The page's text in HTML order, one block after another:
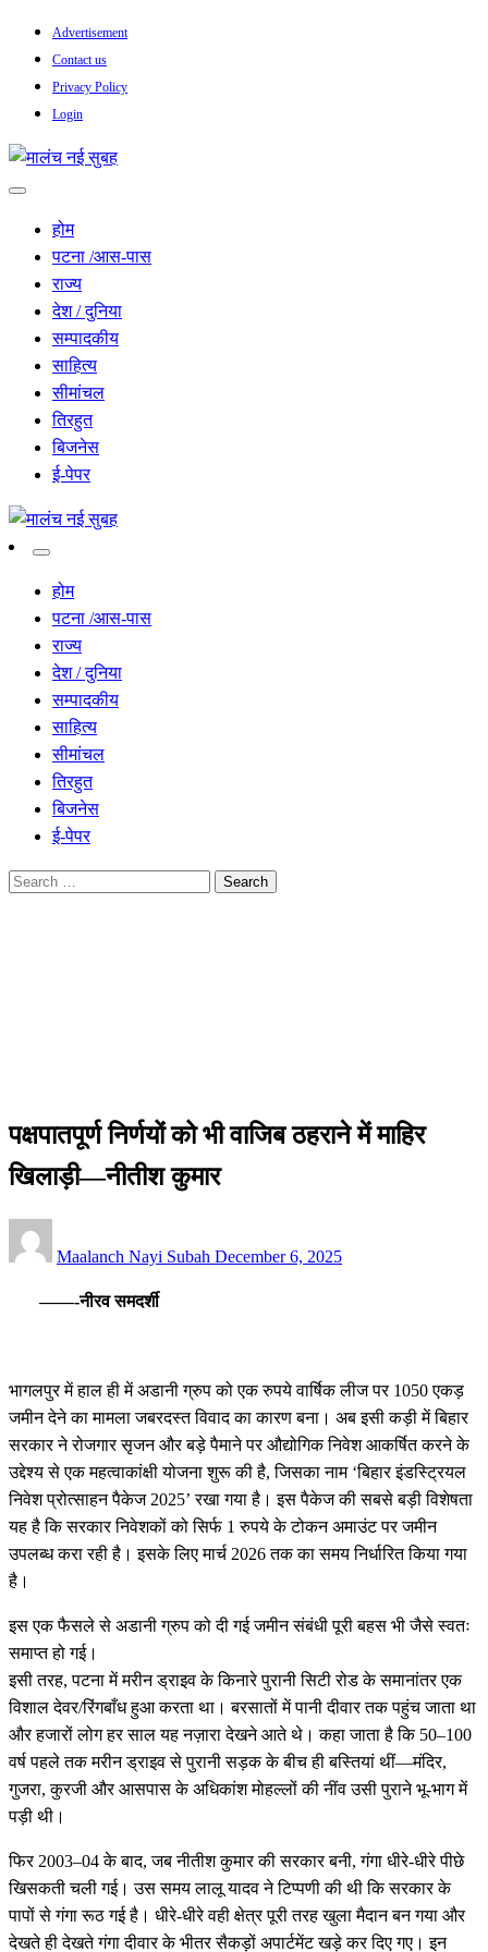
Skip
content
Advertisement
Contact us
Privacy Policy
Login
मालंच नई सुबह
होम
पटना /आस-पास
राज्य
देश / दुनिया
सम्पादकीय
साहित्य
सीमांचल
तिरहुत
बिजनेस
ई-पेपर
मालंच नई सुबह
होम
पटना /आस-पास
राज्य
देश / दुनिया
सम्पादकीय
साहित्य
सीमांचल
तिरहुत
बिजनेस
ई-पेपर
Search
पक्षपातपूर्ण निर्णयों को भी वाजिब ठहराने में माहिर
खिलाड़ी—नीतीश कुमार
Maalanch Nayi Subah on
December 6, 2025
——-नीरव समदर्शी
भागलपुर में हाल ही में अडानी ग्रुप को एक रुपये वार्षिक लीज पर 1050 एकड़
जमीन देने का मामला जबरदस्त विवाद का कारण बना। अब इसी कड़ी में बिहार
सरकार ने रोजगार सृजन और बड़े पैमाने पर औद्योगिक निवेश आकर्षित करने के
उद्देश्य से एक महत्वाकांक्षी योजना शुरू की है, जिसका नाम ‘बिहार इंडस्ट्रियल
निवेश प्रोत्साहन पैकेज 2025’ रखा गया है। इस पैकेज की सबसे बड़ी विशेषता
यह है कि सरकार निवेशकों को सिर्फ 1 रुपये के टोकन अमाउंट पर जमीन
उपलब्ध करा रही है। इसके लिए मार्च 2026 तक का समय निर्धारित किया गया
है।
इस एक फैसले से अडानी ग्रुप को दी गई जमीन संबंधी पूरी बहस भी जैसे स्वतः
समाप्त हो गई।
इसी तरह, पटना में मरीन ड्राइव के किनारे पुरानी सिटी रोड के समानांतर एक
विशाल देवर/रिंगबाँध हुआ करता था। बरसातों में पानी दीवार तक पहुंच जाता था
और हजारों लोग हर साल यह नज़ारा देखने आते थे। कहा जाता है कि 50–100
वर्ष पहले तक मरीन ड्राइव से पुरानी सड़क के बीच ही बस्तियां थीं—मंदिर,
गुजरा, कुरजी और आसपास के अधिकांश मोहल्लों की नींव उसी पुराने भू-भाग में
पड़ी थी।
फिर 2003–04 के बाद, जब नीतीश कुमार की सरकार बनी, गंगा धीरे-धीरे पीछे
खिसकती चली गई। उस समय लालू यादव ने टिप्पणी की थी कि सरकार के
पापों से गंगा रूठ गई है। धीरे-धीरे वही क्षेत्र पूरी तरह खुला मैदान बन गया और
देखते ही देखते गंगा दीवार के भीतर सैकड़ों अपार्टमेंट खड़े कर दिए गए। इन